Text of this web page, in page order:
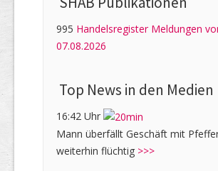
995 Handelsregister Meldungen
07.08.2026
Top News in den Medien
16:42 Uhr
Mann überfällt Geschäft mit
weiterhin flüchtig >>>